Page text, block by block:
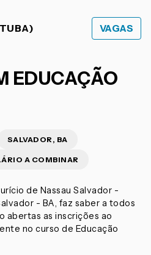
VAGAS
EDUCAÇÃO
SALVADOR, BA
A COMBINAR
de Nassau Salvador -
- BA, faz saber a todos
abertas as inscrições ao
no curso de Educação